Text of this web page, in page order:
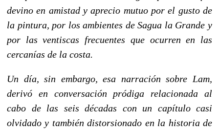
devino en amistad y aprecio mutuo por el gusto de
la pintura, por los ambientes de Sagua la Grande y
por las ventiscas frecuentes que ocurren en las
cercanías de la costa.
Un día, sin embargo, esa narración sobre Lam,
derivó en conversación pródiga relacionada al
cabo de las seis décadas con un capítulo casi
olvidado y también distorsionado en la historia de